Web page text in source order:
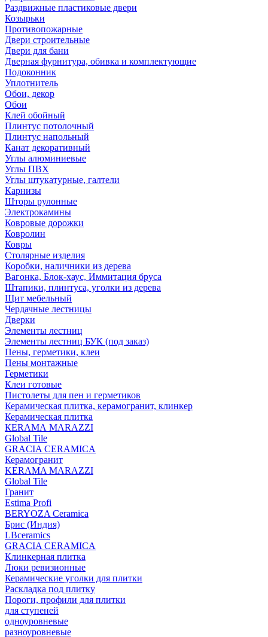
Раздвижные пластиковые двери
Козырьки
Противопожарные
Двери строительные
Двери для бани
Дверная фурнитура, обивка и комплектующие
Подоконник
Уплотнитель
Обои, декор
Обои
Клей обойный
Плинтус потолочный
Плинтус напольный
Канат декоративный
Углы алюминиевые
Углы ПВХ
Углы штукатурные, галтели
Карнизы
Шторы рулонные
Электрокамины
Ковровые дорожки
Ковролин
Ковры
Столярные изделия
Коробки, наличники из дерева
Вагонка, Блок-хаус, Иммитация бруса
Штапики, плинтуса, уголки из дерева
Щит мебельный
Чердачные лестницы
Дверки
Элементы лестниц
Элементы лестниц БУК (под заказ)
Пены, герметики, клеи
Пены монтажные
Герметики
Клеи готовые
Пистолеты для пен и герметиков
Керамическая плитка, керамогранит, клинкер
Керамическая плитка
КЕRАМА MARAZZI
Global Tile
GRACIA CERAMICA
Керамогранит
KERAMA MARAZZI
Global Tile
Гранит
Estima Profi
BERYOZA Ceramica
Брис (Индия)
LBceramics
GRACIA CERAMICA
Клинкерная плитка
Люки ревизионные
Керамические уголки для плитки
Раскладка под плитку
Пороги, профили для плитки
для ступеней
одноуровневые
разноуровневые